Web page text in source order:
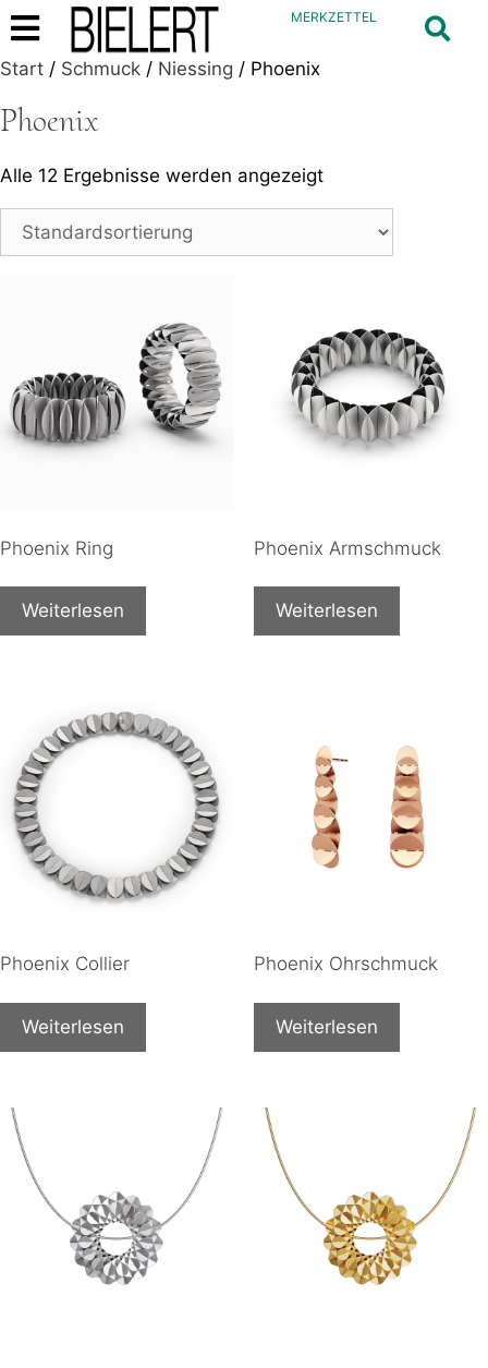
MERKZETTEL
Start / Schmuck / Niessing / Phoenix
Phoenix
Alle 12 Ergebnisse werden angezeigt
Phoenix Ring
Weiterlesen
Phoenix Armschmuck
Weiterlesen
Phoenix Collier
Weiterlesen
Phoenix Ohrschmuck
Weiterlesen